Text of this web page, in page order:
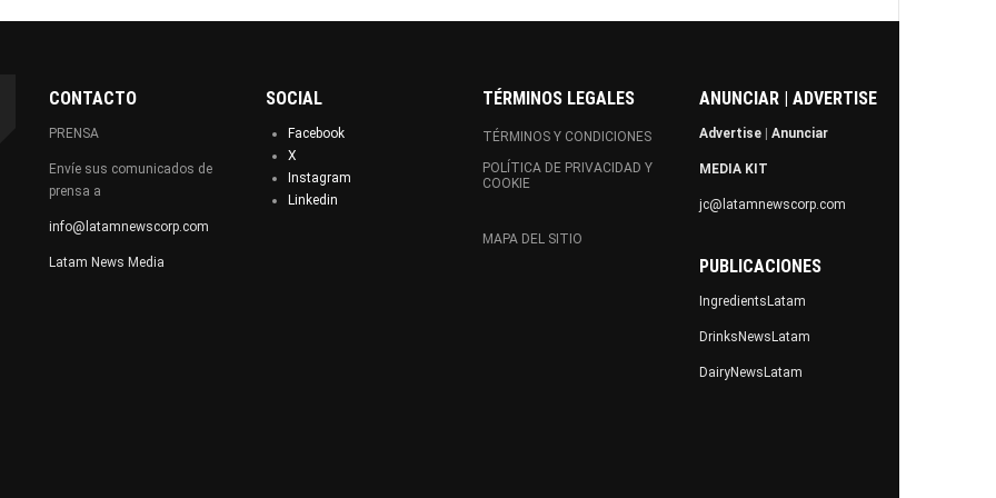
CONTACTO
PRENSA
Envíe sus comunicados de
prensa a
info@latamnewscorp.com
Latam News Media
SOCIAL
Facebook
X
Instagram
Linkedin
TÉRMINOS LEGALES
TÉRMINOS Y CONDICIONES
POLÍTICA DE PRIVACIDAD Y
COOKIE
MAPA DEL SITIO
ANUNCIAR | ADVERTISE
Advertise | Anunciar
MEDIA KIT
jc@latamnewscorp.com
PUBLICACIONES
IngredientsLatam
DrinksNewsLatam
DairyNewsLatam